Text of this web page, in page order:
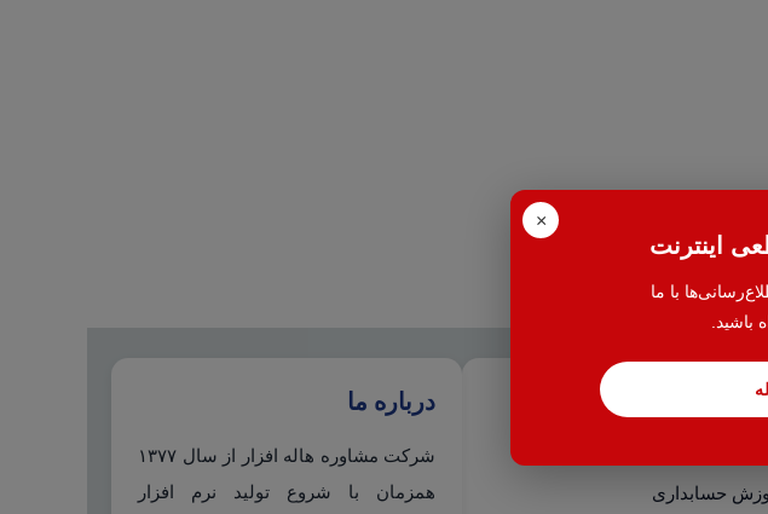
×
اینترنت
با ما
باشید.
حسابداری
درباره ما
شرکت مشاوره هاله افزار از سال ۱۳۷۷
همزمان با شروع تولید نرم افزار